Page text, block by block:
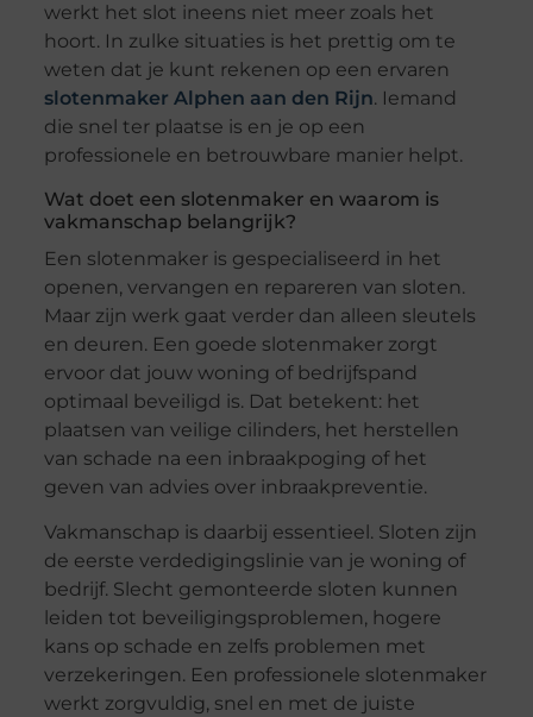
werkt het slot ineens niet meer zoals het
hoort. In zulke situaties is het prettig om te
weten dat je kunt rekenen op een ervaren
slotenmaker Alphen aan den Rijn. Iemand
die snel ter plaatse is en je op een
professionele en betrouwbare manier helpt.
Wat doet een slotenmaker en waarom is
vakmanschap belangrijk?
Een slotenmaker is gespecialiseerd in het
openen, vervangen en repareren van sloten.
Maar zijn werk gaat verder dan alleen sleutels
en deuren. Een goede slotenmaker zorgt
ervoor dat jouw woning of bedrijfspand
optimaal beveiligd is. Dat betekent: het
plaatsen van veilige cilinders, het herstellen
van schade na een inbraakpoging of het
geven van advies over inbraakpreventie.
Vakmanschap is daarbij essentieel. Sloten zijn
de eerste verdedigingslinie van je woning of
bedrijf. Slecht gemonteerde sloten kunnen
leiden tot beveiligingsproblemen, hogere
kans op schade en zelfs problemen met
verzekeringen. Een professionele slotenmaker
werkt zorgvuldig, snel en met de juiste